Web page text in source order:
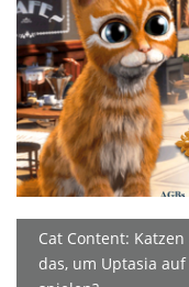
Cat Content:
das, um Uptasia